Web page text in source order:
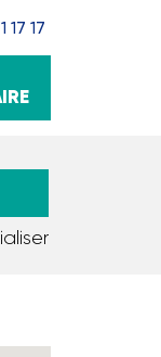
17 17